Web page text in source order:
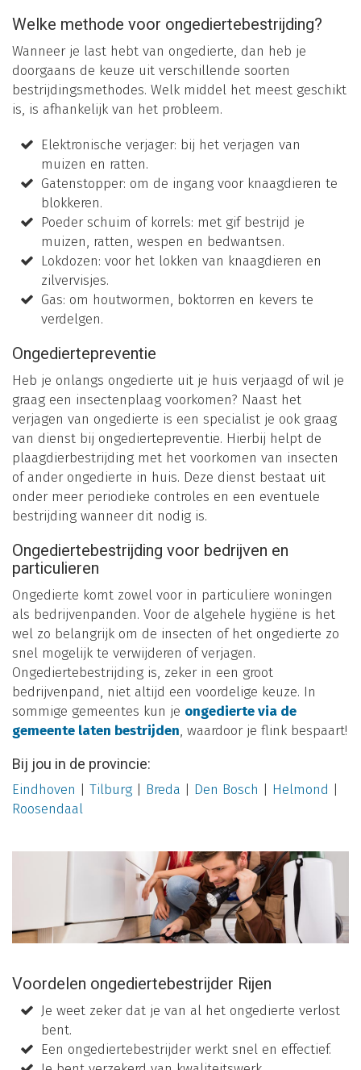
Welke methode voor ongediertebestrijding?
Wanneer je last hebt van ongedierte, dan heb je
doorgaans de keuze uit verschillende soorten
bestrijdingsmethodes. Welk middel het meest geschikt
is, is afhankelijk van het probleem.
Elektronische verjager: bij het verjagen van
muizen en ratten.
Gatenstopper: om de ingang voor knaagdieren te
blokkeren.
Poeder schuim of korrels: met gif bestrijd je
muizen, ratten, wespen en bedwantsen.
Lokdozen: voor het lokken van knaagdieren en
zilvervisjes.
Gas: om houtwormen, boktorren en kevers te
verdelgen.
Ongediertepreventie
Heb je onlangs ongedierte uit je huis verjaagd of wil je
graag een insectenplaag voorkomen? Naast het
verjagen van ongedierte is een specialist je ook graag
van dienst bij ongediertepreventie. Hierbij helpt de
plaagdierbestrijding met het voorkomen van insecten
of ander ongedierte in huis. Deze dienst bestaat uit
onder meer periodieke controles en een eventuele
bestrijding wanneer dit nodig is.
Ongediertebestrijding voor bedrijven en
particulieren
Ongedierte komt zowel voor in particuliere woningen
als bedrijvenpanden. Voor de algehele hygiëne is het
wel zo belangrijk om de insecten of het ongedierte zo
snel mogelijk te verwijderen of verjagen.
Ongediertebestrijding is, zeker in een groot
bedrijvenpand, niet altijd een voordelige keuze. In
sommige gemeentes kun je ongedierte via de
gemeente laten bestrijden, waardoor je flink bespaart!
Bij jou in de provincie:
Eindhoven Tilburg Breda Den Bosch Helmond
Roosendaal
Voordelen ongediertebestrijder Rijen
Je weet zeker dat je van al het ongedierte verlost
bent.
Een ongediertebestrijder werkt snel en effectief.